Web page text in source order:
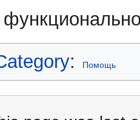
: Помощь